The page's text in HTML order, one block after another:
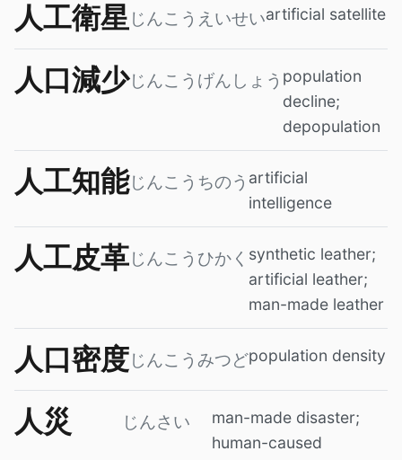
人工衛星 じんこうえいせいartificial satellite
人口減少じんこうげんしょう population
decline;
depopulation
人工知能じんこうちのう artificial
intelligence
人工皮革じんこうひかく synthetic leather;
artificial leather;
man-made leather
人口密度じんこうみつどpopulation density
人災 じんさい
man-made disaster;
human-caused